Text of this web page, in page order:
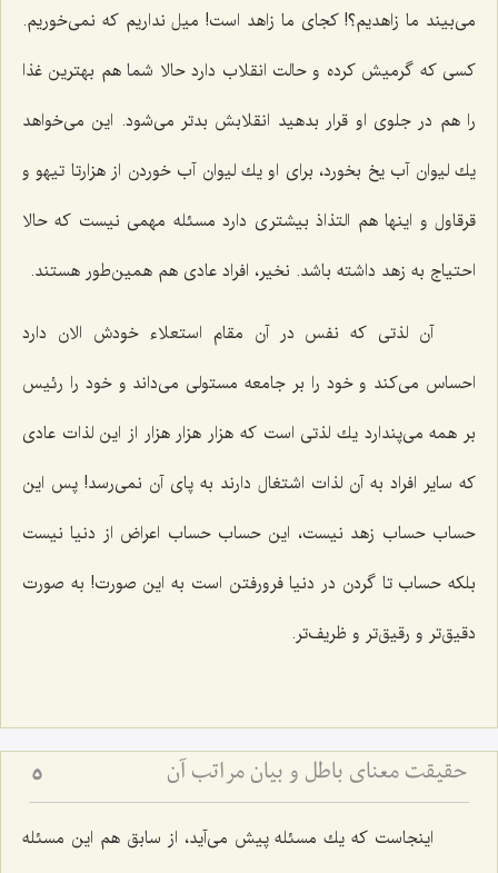
می‌بیند ما زاهدیم؟! كجای ما زاهد است! میل نداریم كه نمی‌خوریم.
كسی كه گرمیش كرده و حالت انقلاب دارد حالا شما هم بهترین غذا
را هم در جلوی او قرار بدهید انقلابش بدتر می‌شود. این می‌خواهد
یك لیوان آب یخ بخورد، برای او یك لیوان آب خوردن از هزارتا تیهو و
قرقاول و اینها هم التذاذ بیشتری دارد مسئله مهمی نیست كه حالا
احتیاج به زهد داشته باشد. نخیر، افراد عادی هم همین‌طور هستند.
آن لذتی كه نفس در آن مقام استعلاء خودش الان دارد
احساس می‌كند و خود را بر جامعه مستولی می‌داند و خود را رئیس
بر همه می‌پندارد یك لذتی است كه هزار هزار هزار از این لذات عادی
كه سایر افراد به آن لذات اشتغال دارند به پای آن نمی‌رسد! پس این
حساب حساب زهد نیست، این حساب حساب اعراض از دنیا نیست
بلكه حساب تا گردن در دنیا فرورفتن است به این صورت! به صورت
دقیق‌تر و رقیق‌تر و ظریف‌تر.
حقیقت معنای باطل و بیان مراتب آن 5
اینجاست كه یك مسئله پیش می‌آید، از سابق هم این مسئله